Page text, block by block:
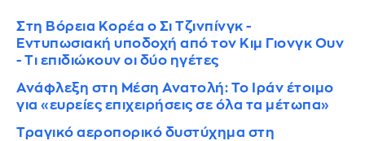
Στη Βόρεια Κορέα ο Σι Τζινπίνγκ -
Εντυπωσιακή υποδοχή από τον Κιμ Γιονγκ Ουν
- Τι επιδιώκουν οι δύο ηγέτες
Ανάφλεξη στη Μέση Ανατολή: Το Ιράν έτοιμο
για «ευρείες επιχειρήσεις σε όλα τα μέτωπα»
Τραγικό αεροπορικό δυστύχημα στη